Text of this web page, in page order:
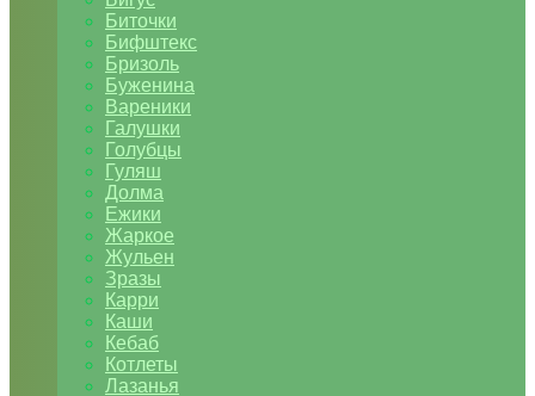
Биточки
Бифштекс
Бризоль
Буженина
Вареники
Галушки
Голубцы
Гуляш
Долма
Ежики
Жаркое
Жульен
Зразы
Карри
Каши
Кебаб
Котлеты
Лазанья